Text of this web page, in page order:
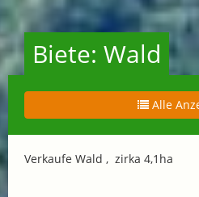
Biete: Wald
Alle
Verkaufe Wald , zirka 4,1ha